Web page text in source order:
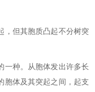
，但其胞质凸起不分树突
一种。从胞体发出许多长
胞体及其突起之间，起支